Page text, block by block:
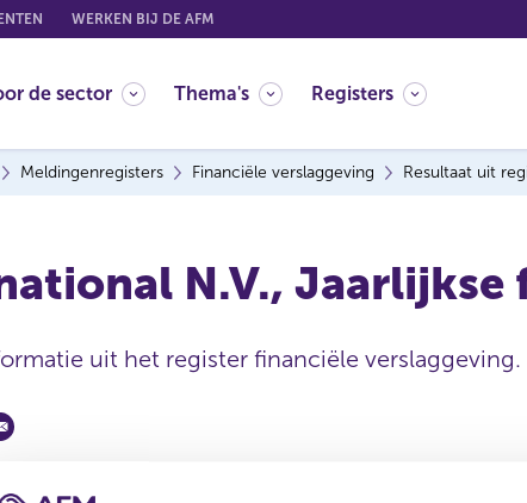
WERKEN BIJ DE AFM
de sector Thema's Registers
Meldingenregisters Financiële verslaggeving Resultaat uit
N.V.,
uit het register financiële
01 mrt 2024 - 17:50